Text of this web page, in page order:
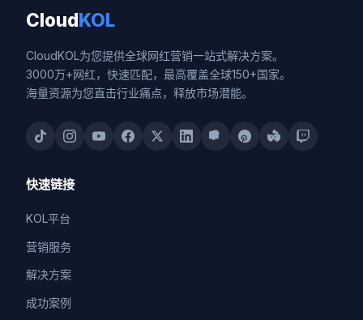
CloudKOL
CloudKOL为您提供全球网红营销一站式解决方案。
3000万+网红，快速匹配，最高覆盖全球150+国家。
海量资源为您直击行业痛点，释放市场潜能。
快速链接
KOL平台
营销服务
解决方案
成功案例